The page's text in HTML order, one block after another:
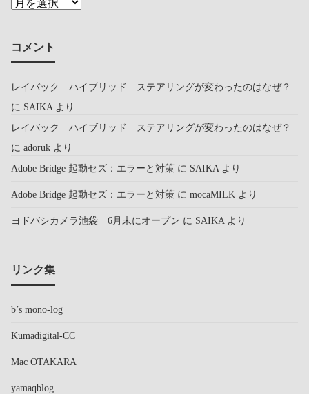
コメント
レイバック ハイブリッド ステアリングが変わったのはなぜ？
に SAIKA より
レイバック ハイブリッド ステアリングが変わったのはなぜ？
に adoruk より
Adobe Bridge 起動セズ：エラーと対策 に SAIKA より
Adobe Bridge 起動セズ：エラーと対策 に mocaMILK より
ヨドバシカメラ池袋 6月末にオープン に SAIKA より
リンク集
b’s mono-log
Kumadigital-CC
Mac OTAKARA
yamaqblog